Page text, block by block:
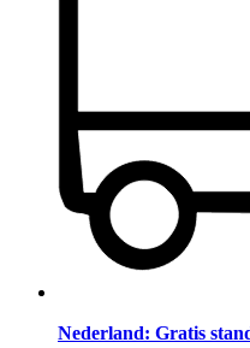
Nederland: Gratis